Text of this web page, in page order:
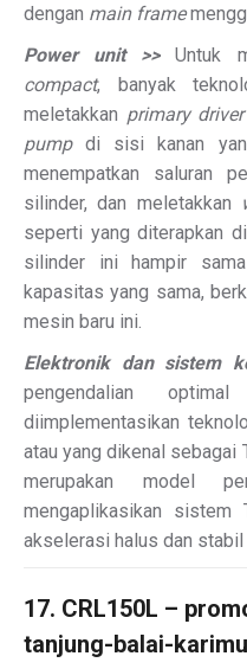
dengan main frame
Power unit >>Untuk
compact, banyak
meletakkan primary
pumpdi sisi kanan
menempatkan saluran
silinder, dan meletakkan
seperti yang diterapkan
silinder ini hampir
kapasitas yang sama,
mesin baru ini.
Elektronik dan sistem
pengendalian
diimplementasikan
atau yang dikenal sebagai
merupakan model
mengaplikasikan sistem
akselerasi halus dan
17. CRL150L –
tanjung-balai-